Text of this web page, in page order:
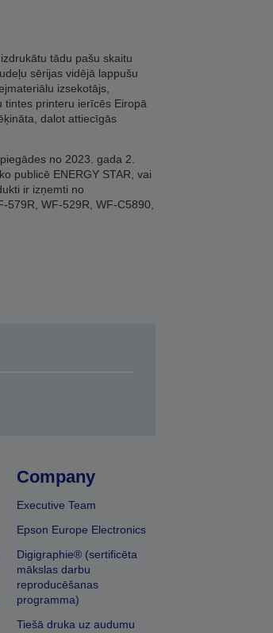
tādu pašu skaitu
sērijas vidējā lappušu
izsekotājs,
tintes printeru ierīcēs Eiropā
dalot attiecīgās
no 2023. gada 2.
publicē ENERGY STAR, vai
ir izņemti no
579R, WF-529R, WF-C5890,
Company
Executive Team
Epson Europe Electronics
Digigraphie® (sertificēta
mākslas darbu
reproducēšanas
programma)
Tiešā druka uz audumu